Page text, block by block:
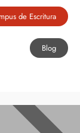
de Escritura
Blog